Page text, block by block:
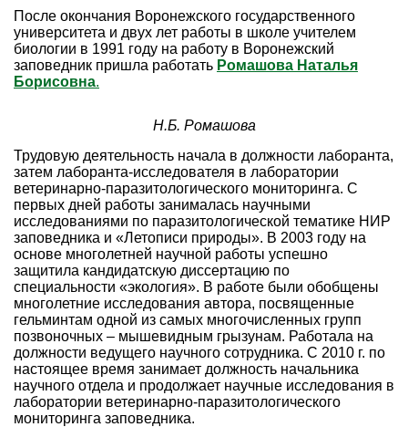
После окончания Воронежского государственного
университета и двух лет работы в школе учителем
биологии в 1991 году на работу в Воронежский
заповедник пришла работать Ромашова Наталья
Борисовна.
Н.Б. Ромашова
Трудовую деятельность начала в должности лаборанта,
затем лаборанта-исследователя в лаборатории
ветеринарно-паразитологического мониторинга. С
первых дней работы занималась научными
исследованиями по паразитологической тематике НИР
заповедника и «Летописи природы». В 2003 году на
основе многолетней научной работы успешно
защитила кандидатскую диссертацию по
специальности «экология». В работе были обобщены
многолетние исследования автора, посвященные
гельминтам одной из самых многочисленных групп
позвоночных – мышевидным грызунам. Работала на
должности ведущего научного сотрудника. С 2010 г. по
настоящее время занимает должность начальника
научного отдела и продолжает научные исследования в
лаборатории ветеринарно-паразитологического
мониторинга заповедника.